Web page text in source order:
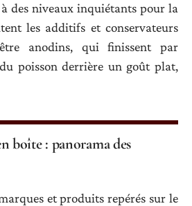
des niveaux inquiétants pour la
les additifs et conservateurs
anodins, qui finissent par
poisson derrière un goût plat,
boîte : panorama des
et produits repérés sur le